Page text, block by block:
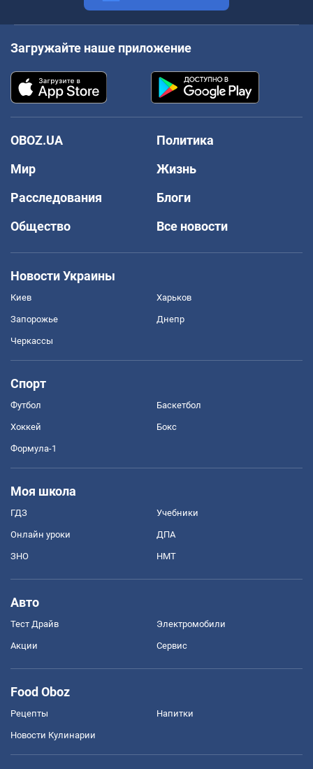
Загружайте наше приложение
OBOZ.UA
Политика
Мир
Жизнь
Расследования
Блоги
Общество
Все новости
Новости Украины
Киев Харьков
Запорожье Днепр
Черкассы
Спорт
Футбол Баскетбол
Хоккей Бокс
Формула-1
Моя школа
ГДЗ Учебники
Онлайн уроки ДПА
ЗНО НМТ
Авто
Тест Драйв Электромобили
Акции Сервис
Food Oboz
Рецепты Напитки
Новости Кулинарии